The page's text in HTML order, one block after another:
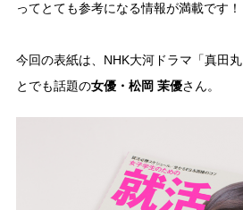
ってとても参考になる情報が満載です！
今回の表紙は、NHK大河ドラマ「真田
とでも話題の女優・松岡 茉優さん。